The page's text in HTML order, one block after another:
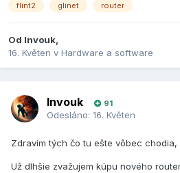
flint2 glinet router
Od Invouk,
16. Květen v Hardware a software
Invouk 91
Odesláno: 16. Květen
Zdravím tých čo tu ešte vôbec chodia,
Už dlhšie zvažujem kúpu nového